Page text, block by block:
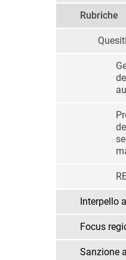
Rubriche
Quesiti
Interpello
Focus
Sanzione